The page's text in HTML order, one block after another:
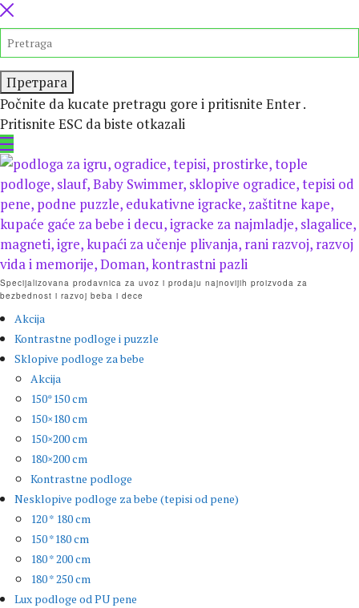
Preskočite
isecanje
TRAŽITE
Počnite da kucate pretragu gore i pritisnite Enter .
Pritisnite ESC da biste otkazali
Specijalizovana prodavnica za uvoz i prodaju najnovijih proizvoda za
bezbednost i razvoj beba i dece
Akcija
Kontrastne podloge i puzzle
Sklopive podloge za bebe
Akcija
150*150 cm
150×180 cm
150×200 cm
180×200 cm
Kontrastne podloge
Nesklopive podloge za bebe (tepisi od pene)
120 * 180 cm
150 *180 cm
180 * 200 cm
180 * 250 cm
Lux podloge od PU pene